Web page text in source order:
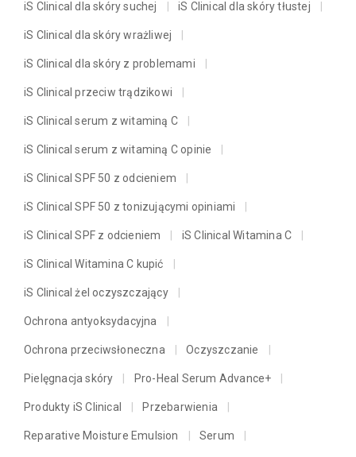
iS Clinical dla skóry suchej iS Clinical dla skóry tłustej
iS Clinical dla skóry wrażliwej
iS Clinical dla skóry z problemami
iS Clinical przeciw trądzikowi
iS Clinical serum z witaminą C
iS Clinical serum z witaminą C opinie
iS Clinical SPF 50 z odcieniem
iS Clinical SPF 50 z tonizującymi opiniami
iS Clinical SPF z odcieniem iS Clinical Witamina C
iS Clinical Witamina C kupić
iS Clinical żel oczyszczający
Ochrona antyoksydacyjna
Ochrona przeciwsłoneczna Oczyszczanie
Pielęgnacja skóry Pro-Heal Serum Advance+
Produkty iS Clinical Przebarwienia
Reparative Moisture Emulsion Serum